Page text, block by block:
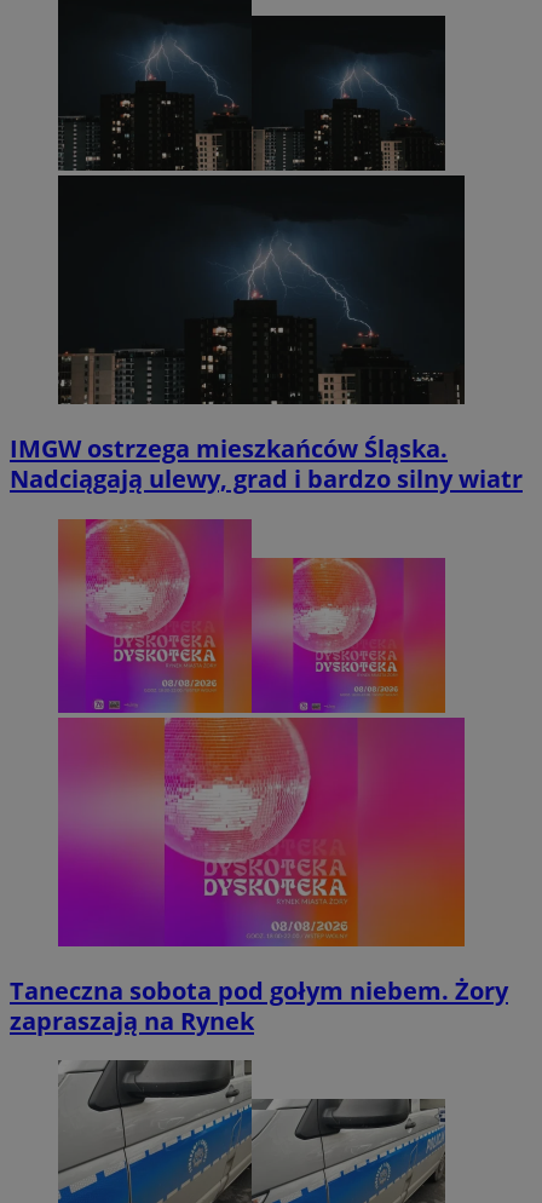
IMGW ostrzega mieszkańców Śląska.
Nadciągają ulewy, grad i bardzo silny wiatr
Taneczna sobota pod gołym niebem. Żory
zapraszają na Rynek